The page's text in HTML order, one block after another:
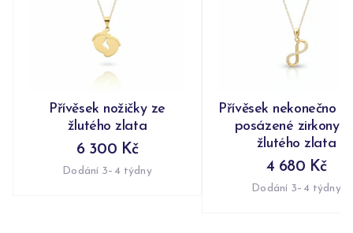
Přívěsek nožičky ze
žlutého zlata
6 300 Kč
Dodání 3–4 týdny
Přívěsek nekonečno
posázené zirkony
žlutého zlata
4 680 Kč
Dodání 3–4 týdny